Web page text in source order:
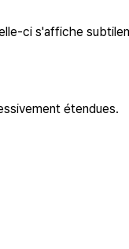
ci s'affiche
étendues.